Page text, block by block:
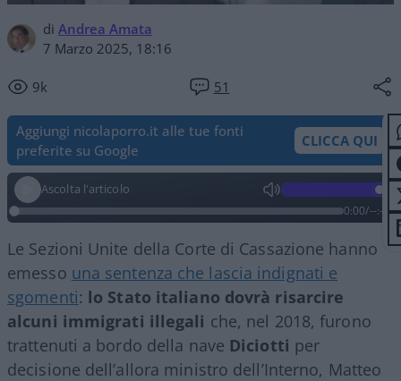
di Andrea Amata
7 Marzo 2025, 18:16
9k 51
Aggiungi nicolaporro.it alle tue fonti
preferite su Google
CLICCA QUI
Ascolta l'articolo
0:00/--:--
Le Sezioni Unite della Corte di Cassazione hanno
emesso una sentenza che lascia indignati e
sgomenti: lo Stato italiano dovrà risarcire
alcuni immigrati illegali che, nel 2018, furono
trattenuti a bordo della nave Diciotti per
decisione dell’allora ministro dell’Interno, Matteo